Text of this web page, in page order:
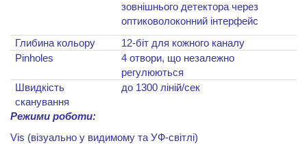
зовнішнього детектора через
оптиковолоконний інтерфейс
Глибина кольору
12-біт для кожного каналу
Pinholes
4 отвори, що незалежно
регулюються
Швидкість
сканування
до 1300 ліній/сек
Режими роботи:
Vis (візуально у видимому та УФ-світлі)